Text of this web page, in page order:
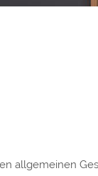
allgemeinen